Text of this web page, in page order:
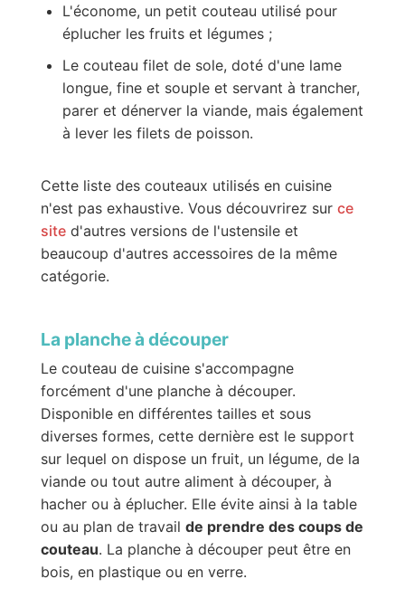
L'économe, un petit couteau utilisé pour
éplucher les fruits et légumes ;
Le couteau filet de sole, doté d'une lame
longue, fine et souple et servant à trancher,
parer et dénerver la viande, mais également
à lever les filets de poisson.
Cette liste des couteaux utilisés en cuisine
n'est pas exhaustive. Vous découvrirez sur ce
sited'autres versions de l'ustensile et
beaucoup d'autres accessoires de la même
catégorie.
La planche à découper
Le couteau de cuisine s'accompagne
forcément d'une planche à découper.
Disponible en différentes tailles et sous
diverses formes, cette dernière est le support
sur lequel on dispose un fruit, un légume, de la
viande ou tout autre aliment à découper, à
hacher ou à éplucher. Elle évite ainsi à la table
ou au plan de travail de prendre des coups de
couteau. La planche à découper peut être en
bois, en plastique ou en verre.